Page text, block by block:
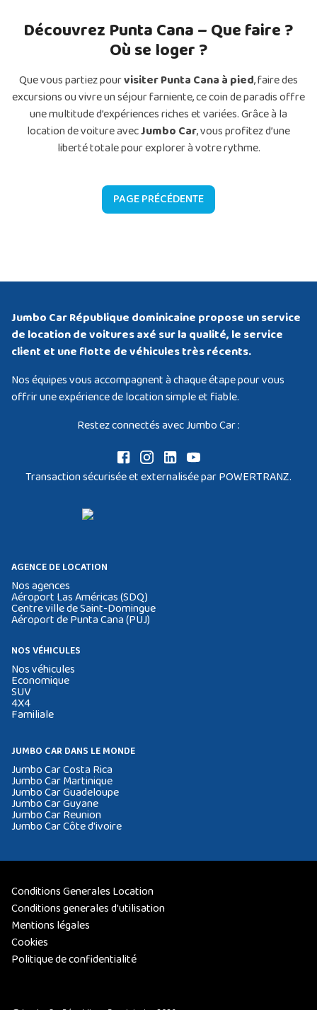
Découvrez Punta Cana – Que faire ?
Où se loger ?
Que vous partiez pourvisiter Punta Cana à pied, faire des
excursions ou vivre un séjour farniente, ce coin de paradis offre
une multitude d’expériences riches et variées. Grâce à la
location de voiture avecJumbo Car, vous profitez d’une
liberté totale pour explorer à votre rythme.
PAGE PRÉCÉDENTE
Jumbo Car République dominicaine propose un service
de location de voitures axé sur la qualité, le service
client et une flotte de véhicules très récents.
Nos équipes vous accompagnent à chaque étape pour vous
offrir une expérience de location simple et fiable.
Restez connectés avec Jumbo Car :
Transaction sécurisée et externalisée par POWERTRANZ.
AGENCE DE LOCATION
Nos agences
Aéroport Las Américas (SDQ)
Centre ville de Saint-Domingue
Aéroport de Punta Cana (PUJ)
NOS VÉHICULES
Nos véhicules
Economique
SUV
4X4
Familiale
JUMBO CAR DANS LE MONDE
Jumbo Car Costa Rica
Jumbo Car Martinique
Jumbo Car Guadeloupe
Jumbo Car Guyane
Jumbo Car Reunion
Jumbo Car Côte d'ivoire
Conditions Generales Location
Conditions generales d'utilisation
Mentions légales
Cookies
Politique de confidentialité